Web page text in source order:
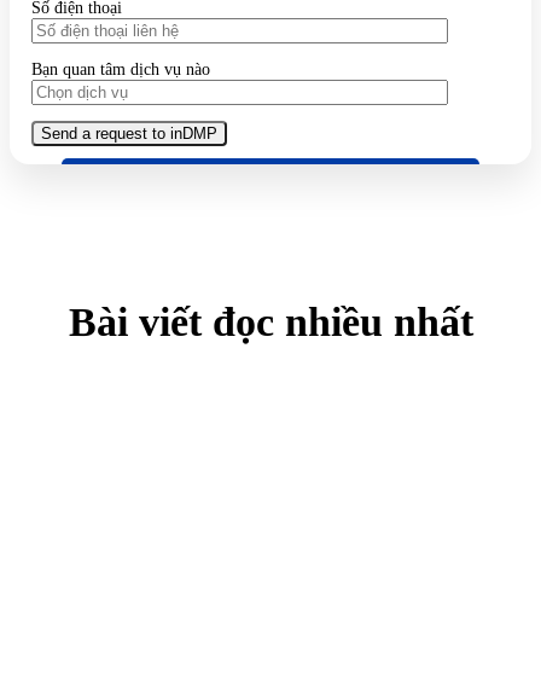
Số điện thoại
Bạn quan tâm dịch vụ nào
Bài viết đọc nhiều nhất